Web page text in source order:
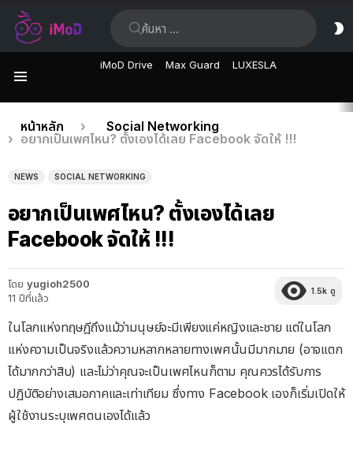
iMoD Drive Max Guard LUXESLA
เรื่อง
ล่าสุด
คุณอยู่ที่นี่:
หน้าหลัก
Social Networking
อยากเป็นเพศไหน? ตั้งเองได้เลย Facebook จัดให้ !!!
NEWS SOCIAL NETWORKING
อยากเป็นเพศไหน? ตั้งเองได้เลย
Facebook จัดให้ !!!
โดย yugioh2500
11 ปีที่แล้ว
1.5k ดู
ในโลกแห่งทฤษฎีถึงแม้ว่ามนุษย์จะมีเพียงแค่หญิงและชาย แต่ในโลก
แห่งความเป็นจริงแล้วความหลากหลายทางเพศนั้นมีมากมาย (อาจแตก
ได้มากกว่าสิบ) และไม่ว่าคุณจะเป็นเพศไหนก็ตาม คุณควรได้รับการ
ปฏิบัติอย่างเสมอภาคและเท่าเทียม ซึ่งทาง Facebook เองก็เริ่มเปิดให้
ผู้ใช้งานระบุเพศตนเองได้แล้ว